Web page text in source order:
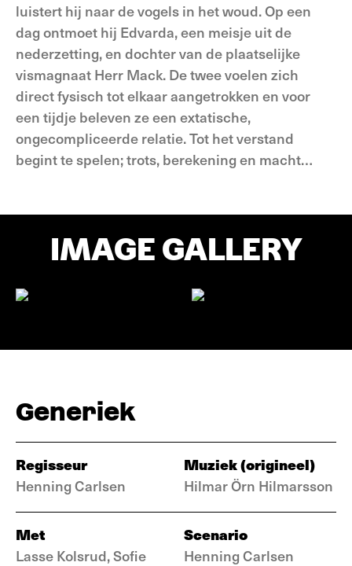
luistert hij naar de vogels in het woud. Op een
dag ontmoet hij Edvarda, een meisje uit de
nederzetting, en dochter van de plaatselijke
vismagnaat Herr Mack. De twee voelen zich
direct fysisch tot elkaar aangetrokken en voor
een tijdje beleven ze een extatische,
ongecompliceerde relatie. Tot het verstand
begint te spelen; trots, berekening en macht…
IMAGE GALLERY
Generiek
Regisseur
Henning Carlsen
Muziek (origineel)
Hilmar Örn Hilmarsson
Met
Lasse Kolsrud, Sofie
Scenario
Henning Carlsen